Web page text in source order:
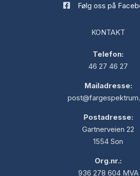
Følg oss på
KONTAKT
Telefon:
46 27 46 27
Mailadresse:
Postadresse:
Gartnerveien 22
1554 Son
Org.nr.:
936 278 604 MVA